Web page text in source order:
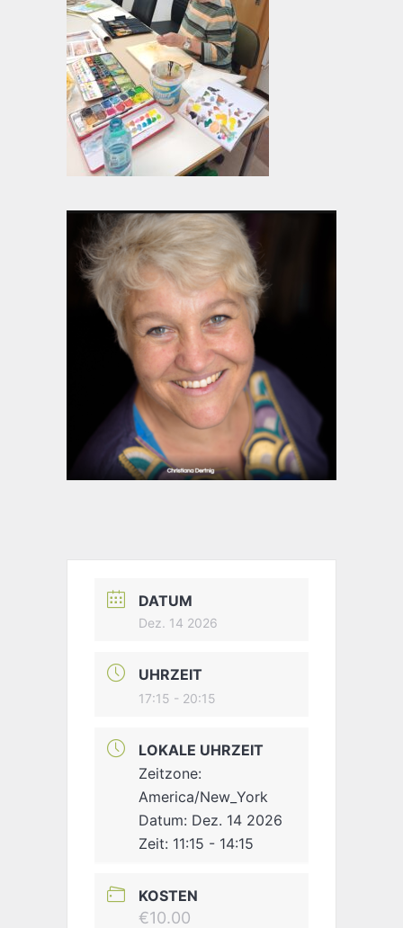
DATUM
Dez. 14 2026
UHRZEIT
17:15 - 20:15
LOKALE UHRZEIT
Zeitzone:
America/New_York
Datum: Dez. 14 2026
Zeit: 11:15 - 14:15
KOSTEN
€10.00